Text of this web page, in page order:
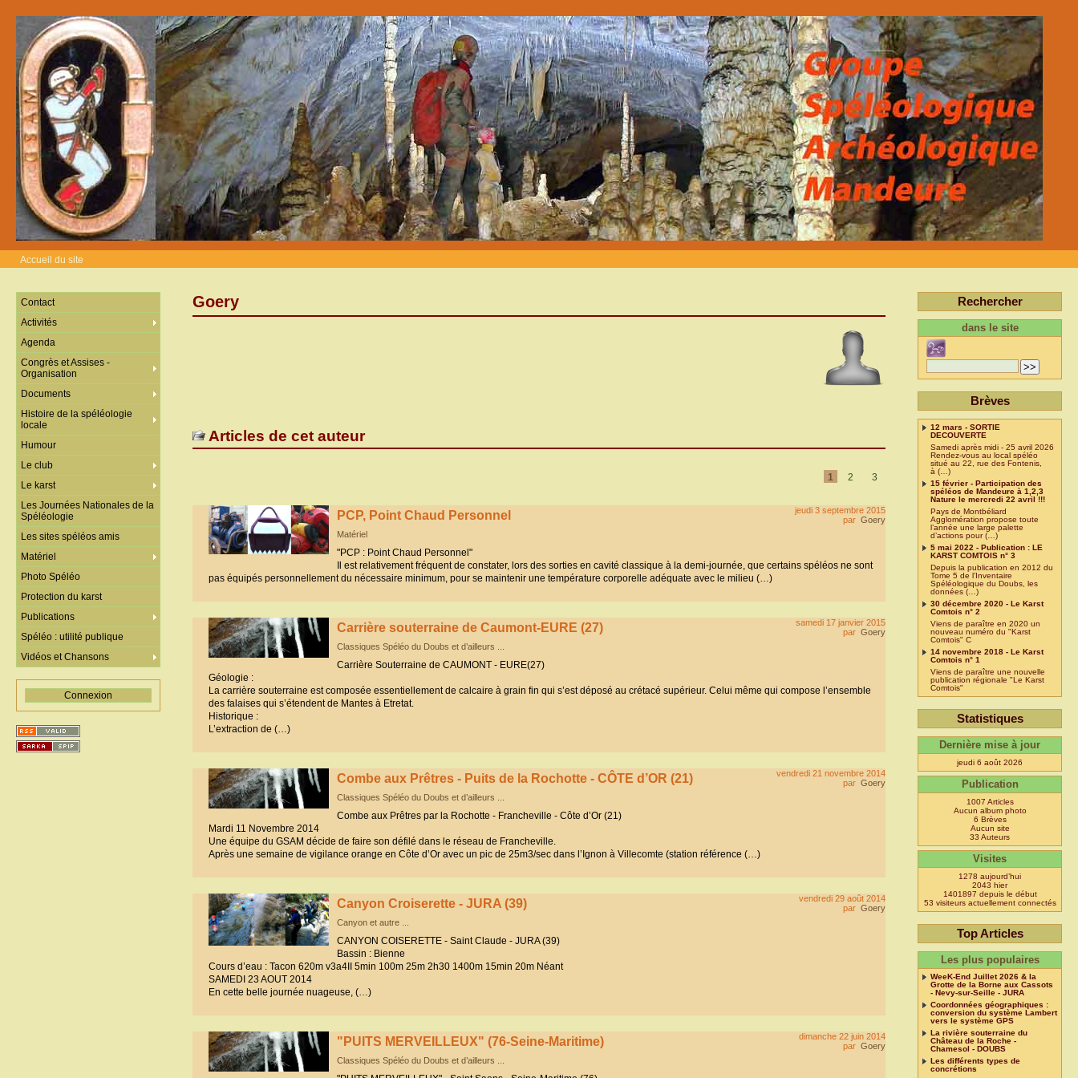
Accueil du site
Goery
Articles de cet auteur
1 2 3
jeudi 3 septembre 2015
par Goery
PCP, Point Chaud Personnel
Matériel
"PCP : Point Chaud Personnel"
Il est relativement fréquent de constater, lors des sorties en cavité classique à la demi-journée, que certains spéléos ne sont
pas équipés personnellement du nécessaire minimum, pour se maintenir une température corporelle adéquate avec le milieu (…)
samedi 17 janvier 2015
par Goery
Carrière souterraine de Caumont-EURE (27)
Classiques Spéléo du Doubs et d’ailleurs ...
Carrière Souterraine de CAUMONT - EURE(27)
Géologie :
La carrière souterraine est composée essentiellement de calcaire à grain fin qui s’est déposé au crétacé supérieur. Celui même qui compose l’ensemble
des falaises qui s’étendent de Mantes à Etretat.
Historique :
L’extraction de (…)
vendredi 21 novembre 2014
par Goery
Combe aux Prêtres - Puits de la Rochotte - CÔTE d’OR (21)
Classiques Spéléo du Doubs et d’ailleurs ...
Combe aux Prêtres par la Rochotte - Francheville - Côte d’Or (21)
Mardi 11 Novembre 2014
Une équipe du GSAM décide de faire son défilé dans le réseau de Francheville.
Après une semaine de vigilance orange en Côte d’Or avec un pic de 25m3/sec dans l’Ignon à Villecomte (station référence (…)
vendredi 29 août 2014
par Goery
Canyon Croiserette - JURA (39)
Canyon et autre ...
CANYON COISERETTE - Saint Claude - JURA (39)
Bassin : Bienne
Cours d’eau : Tacon 620m v3a4II 5min 100m 25m 2h30 1400m 15min 20m Néant
SAMEDI 23 AOUT 2014
En cette belle journée nuageuse, (…)
dimanche 22 juin 2014
par Goery
"PUITS MERVEILLEUX" (76-Seine-Maritime)
Classiques Spéléo du Doubs et d’ailleurs ...
Contact
Activités
Agenda
Congrès et Assises -
Organisation
Documents
Histoire de la spéléologie
locale
Humour
Le club
Le karst
Les Journées Nationales de la
Spéléologie
Les sites spéléos amis
Matériel
Photo Spéléo
Protection du karst
Publications
Spéléo : utilité publique
Vidéos et Chansons
Connexion
Rechercher
dans le site
Brèves
12 mars - SORTIE
DECOUVERTE
Samedi après midi - 25 avril 2026
Rendez-vous au local spéléo
situé au 22, rue des Fontenis,
à (…)
15 février - Participation des
spéléos de Mandeure à 1,2,3
Nature le mercredi 22 avril !!!
Pays de Montbéliard
Agglomération propose toute
l’année une large palette
d’actions pour (…)
5 mai 2022 - Publication : LE
KARST COMTOIS n° 3
Depuis la publication en 2012 du
Tome 5 de l’Inventaire
Spéléologique du Doubs, les
données (…)
30 décembre 2020 - Le Karst
Comtois n° 2
Viens de paraître en 2020 un
nouveau numéro du "Karst
Comtois" C
14 novembre 2018 - Le Karst
Comtois n° 1
Viens de paraître une nouvelle
publication régionale "Le Karst
Comtois"
Statistiques
Dernière mise à jour
jeudi 6 août 2026
Publication
1007 Articles
Aucun album photo
6 Brèves
Aucun site
33 Auteurs
Visites
1278 aujourd’hui
2043 hier
1401897 depuis le début
53 visiteurs actuellement connectés
Top Articles
Les plus populaires
WeeK-End Juillet 2026 & la
Grotte de la Borne aux Cassots
- Nevy-sur-Seille - JURA
Coordonnées géographiques :
conversion du système Lambert
vers le système GPS
La rivière souterraine du
Château de la Roche -
Chamesol - DOUBS
Les différents types de
concrétions